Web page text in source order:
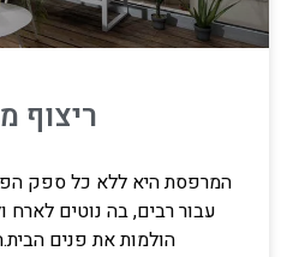
ריצוף
המרפסת היא ללא כל ספק
עבור רבים, בה נוטים לארח
הולמות את פנים